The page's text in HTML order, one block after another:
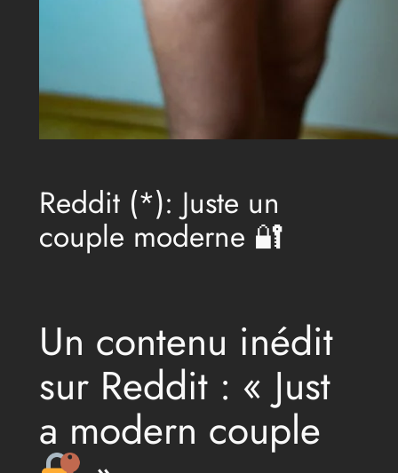
Reddit (*): Juste un
couple moderne 🔐
Un contenu inédit
sur Reddit : « Just
a modern couple